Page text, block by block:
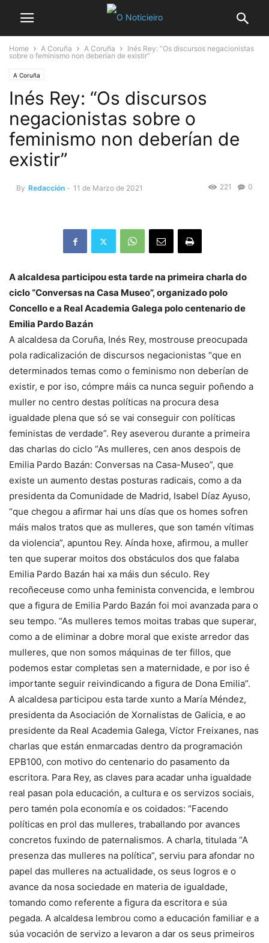
Home A Coruña A Coruña
Inés Rey: “Os discursos negacionistas
sobre o feminismo non deberían de existir”
A Coruña
Inés Rey: “Os discursos
negacionistas sobre o
feminismo non deberían de
existir”
By Redacción - 11 de Marzo de 2021 0
221
A alcaldesa participou esta tarde na primeira charla do
ciclo “Conversas na Casa Museo”, organizado polo
Concello e a Real Academia Galega polo centenario de
Emilia Pardo Bazán
A alcaldesa da Coruña, Inés Rey, mostrouse preocupada
pola radicalización de discursos negacionistas “que en
determinados temas como o feminismo non deberían de
existir, e por iso, cómpre máis ca nunca seguir poñendo a
muller no centro destas políticas na procura desa
igualdade plena que só se vai conseguir con políticas
feministas de verdade”. Rey aseverou durante a primeira
das charlas do ciclo “As mulleres, cen anos despois de
Emilia Pardo Bazán: Conversas na Casa-Museo”, que
existe un aumento destas posturas radicais, como a da
presidenta da Comunidade de Madrid, Isabel Díaz Ayuso,
“que chegou a afirmar hai uns días que os homes sofren
máis malos tratos que as mulleres, que son tamén vítimas
da violencia”, apuntou Rey. Aínda hoxe, afirmou, a muller
ten que superar moitos dos obstáculos dos que falaba
Emilia Pardo Bazán hai xa máis dun século. Rey
recoñeceuse como unha feminista convencida, e lembrou
que a figura de Emilia Pardo Bazán foi moi avanzada para o
seu tempo. “As mulleres temos moitas trabas que superar,
como a de eliminar a dobre moral que existe arredor das
mulleres, que non somos máquinas de ter fillos, que
podemos estar completas sen a maternidade, e por iso é
importante seguir reivindicando a figura de Dona Emilia”.
A alcaldesa participou esta tarde xunto a María Méndez,
presidenta da Asociación de Xornalistas de Galicia, e ao
presidente da Real Academia Galega, Víctor Freixanes, nas
charlas que están enmarcadas dentro da programación
EPB100, con motivo do centenario do pasamento da
escritora. Para Rey, as claves para acadar unha igualdade
real pasan pola educación, a cultura e os servizos sociais,
pero tamén pola economía e os coidados: “Facendo
políticas en prol das mulleres, traballando por avances
concretos fuxindo de paternalismos. A charla, titulada “A
presenza das mulleres na política”, serviu para afondar no
papel das mulleres na actualidade, os seus logros e o
avance da nosa sociedade en materia de igualdade,
tomando como referente a figura da escritora e súa
pegada. A alcaldesa lembrou como a educación familiar e a
súa vocación de servizo a levaron a dar os seus primeiros